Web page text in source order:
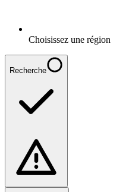
Choisissez une région
Recherche